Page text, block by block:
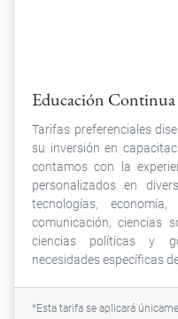
Educación Continua
Tarifas preferenciales
su inversión en
contamos con la
personalizados en
tecnologías,
comunicación, ciencias
ciencias políticas y
necesidades específicas
*Esta tarifa se aplicará